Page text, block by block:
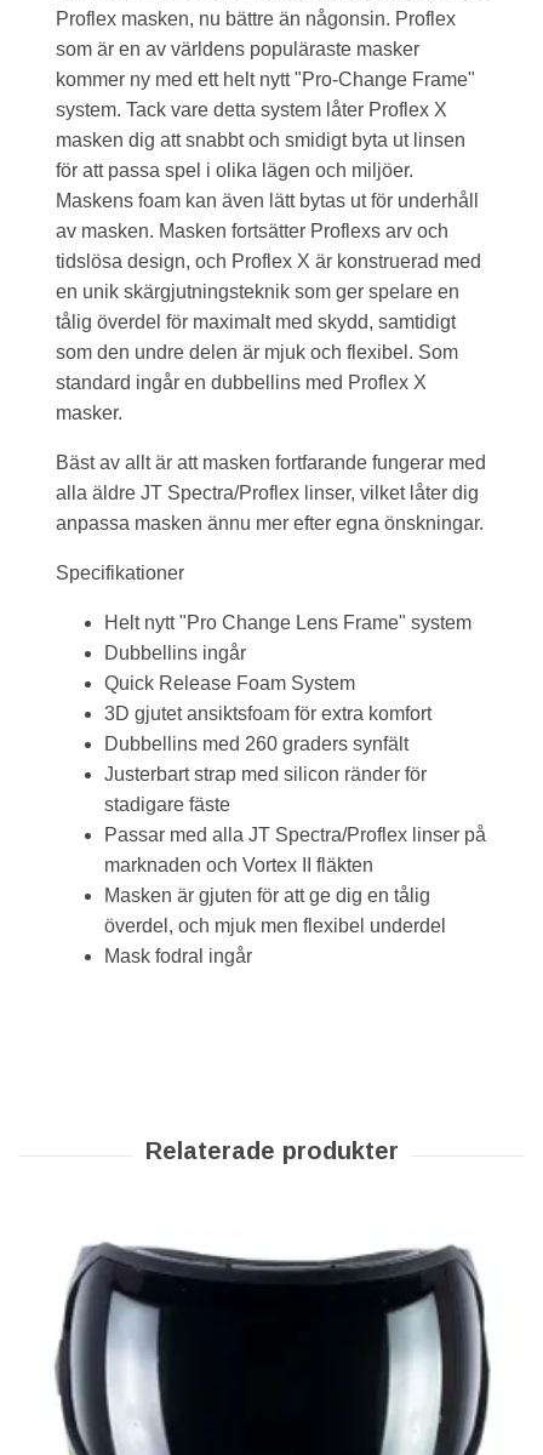
Proflex masken, nu bättre än någonsin. Proflex
som är en av världens populäraste masker
kommer ny med ett helt nytt "Pro-Change Frame"
system. Tack vare detta system låter Proflex X
masken dig att snabbt och smidigt byta ut linsen
för att passa spel i olika lägen och miljöer.
Maskens foam kan även lätt bytas ut för underhåll
av masken. Masken fortsätter Proflexs arv och
tidslösa design, och Proflex X är konstruerad med
en unik skärgjutningsteknik som ger spelare en
tålig överdel för maximalt med skydd, samtidigt
som den undre delen är mjuk och flexibel. Som
standard ingår en dubbellins med Proflex X
masker.
Bäst av allt är att masken fortfarande fungerar med
alla äldre JT Spectra/Proflex linser, vilket låter dig
anpassa masken ännu mer efter egna önskningar.
Specifikationer
Helt nytt "Pro Change Lens Frame" system
Dubbellins ingår
Quick Release Foam System
3D gjutet ansiktsfoam för extra komfort
Dubbellins med 260 graders synfält
Justerbart strap med silicon ränder för
stadigare fäste
Passar med alla JT Spectra/Proflex linser på
marknaden och Vortex II fläkten
Masken är gjuten för att ge dig en tålig
överdel, och mjuk men flexibel underdel
Mask fodral ingår